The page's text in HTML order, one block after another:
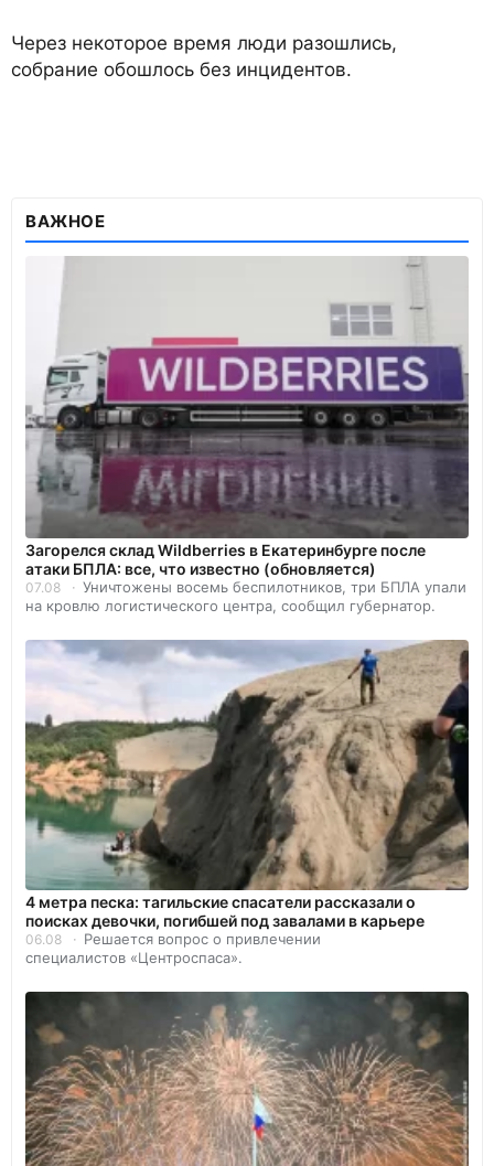
Через некоторое время люди разошлись,
собрание обошлось без инцидентов.
ВАЖНОЕ
Загорелся склад Wildberries в Екатеринбурге после
атаки БПЛА: все, что известно (обновляется)
07.08
Уничтожены восемь беспилотников, три БПЛА упали
на кровлю логистического центра, сообщил губернатор.
4 метра песка: тагильские спасатели рассказали о
поисках девочки, погибшей под завалами в карьере
06.08
Решается вопрос о привлечении
специалистов «Центроспаса».